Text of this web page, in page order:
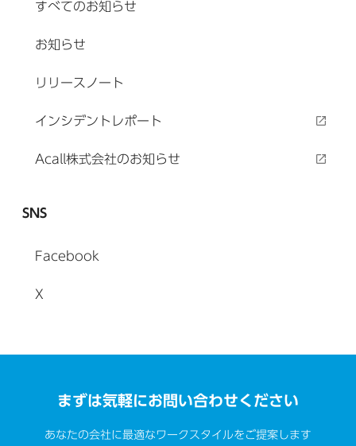
すべてのお知らせ
お知らせ
リリースノート
インシデントレポート
Acall株式会社のお知らせ
SNS
Facebook
X
まずは気軽にお問い合わせください
あなたの会社に最適なワークスタイルをご提案します